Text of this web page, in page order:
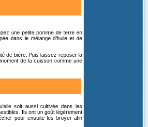
une petite pomme de terre en
dans le mélange d’huile et de
de bière. Puis laissez reposer la
de la cuisson comme une
soit aussi cultivée dans les
Ils ont un goût légèrement
pour ensuite les broyer afin